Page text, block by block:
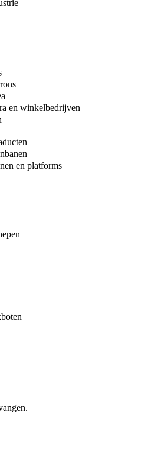
en winkelbedrijven
en platforms